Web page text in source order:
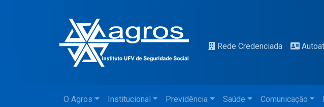
Rede Credenciada
O Agros Institucional Previdência Saúde Comunicação